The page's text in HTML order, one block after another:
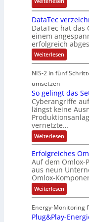
n
d
S
t
ö
r
a
n
ä
l
l
g
k
e
i
t
M
a
s
c
h
i
n
2
6
E
u
r
o
p
a
E
t
h
c
a
t
P
l
u
g
F
e
l
e
r
s
t
r
a
t
g
i
e
ü
r
D
I
N
-
S
c
h
i
i
e
r
t
e
I
n
d
s
t
r
i
e
c
o
m
p
u
t
e
r
e
M
o
d
u
l
a
r
e
o
u
t
e
r
g
e
n
e
r
a
t
i
o
DataTec
DataTec hat das
einem
erfolgreich
Weiterlesen:
D
t
e
c
v
e
z
e
i
c
h
n
e
t
9
%
m
e
r
NIS-2 in fünf
umsetzen
So gelingt das
Cyberangriffe
längst keine
vernetzte…
Weiterlesen:
S
o
g
e
i
n
g
t
d
a
s
Erfolgreiches
Auf dem Omlox-
aus neun
Omlox-
Weiterlesen:
E
f
o
Energy-Monitoring
Plug&Play-